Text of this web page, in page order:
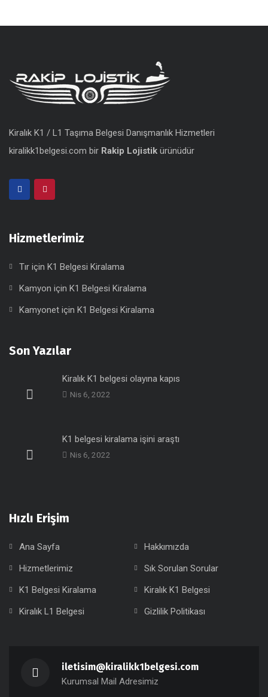
Kiralık K1 / L1 Taşıma Belgesi Danışmanlık Hizmetleri
kiralikk1belgesi.com bir Rakip Lojistik ürünüdür
Hizmetlerimiz
Tır için K1 Belgesi Kiralama
Kamyon için K1 Belgesi Kiralama
Kamyonet için K1 Belgesi Kiralama
Son Yazılar
Kiralık K1 belgesi olayına kapıs
Nis 6, 2022
K1 belgesi kiralama işini araştı
Nis 6, 2022
Hızlı Erişim
Ana Sayfa
Hakkımızda
Hizmetlerimiz
Sık Sorulan Sorular
K1 Belgesi Kiralama
Kiralık K1 Belgesi
Kiralık L1 Belgesi
Gizlilik Politikası
iletisim@kiralikk1belgesi.com
Kurumsal Mail Adresimiz